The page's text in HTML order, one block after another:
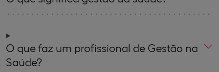
O que faz um profissional de Gestão na
Saúde?